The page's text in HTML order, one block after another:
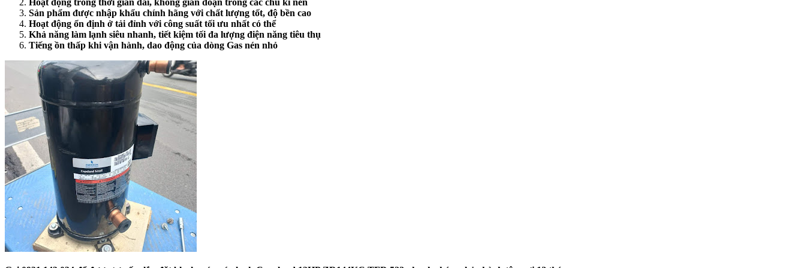
Hoạt động trong thời gian dài, không gián đoạn trong các chu kì nén
Sản phẩm được nhập khẩu chính hãng với chất lượng tốt, độ bền cao
Hoạt động ổn định ở tải đỉnh với công suất tối ưu nhất có thể
Khả năng làm lạnh siêu nhanh, tiết kiệm tối đa lượng điện năng tiêu thụ
Tiếng ồn thấp khi vận hành, dao động của dòng Gas nén nhỏ